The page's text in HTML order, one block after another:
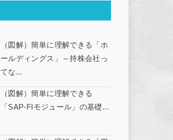
（図解）簡単に理解できる「ホ
ールディングス」～持株会社っ
てな...
（図解）簡単に理解できる
「SAP-FIモジュール」の基礎...